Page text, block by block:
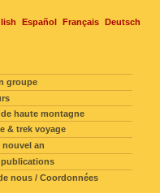
Español Français Deutsch
groupe
haute montagne
& trek voyage
nouvel an
nous / Coordonnées